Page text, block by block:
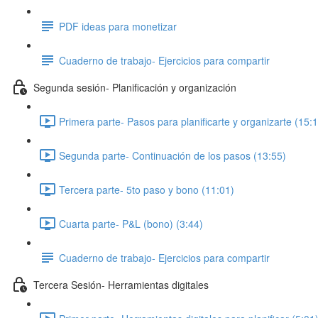
PDF ideas para monetizar
Cuaderno de trabajo- Ejercicios para compartir
Segunda sesión- Planificación y organización
Primera parte- Pasos para planificarte y organizarte
Segunda parte- Continuación de los pasos (13:55)
Tercera parte- 5to paso y bono (11:01)
Cuarta parte- P&L (bono) (3:44)
Cuaderno de trabajo- Ejercicios para compartir
Tercera Sesión- Herramientas digitales